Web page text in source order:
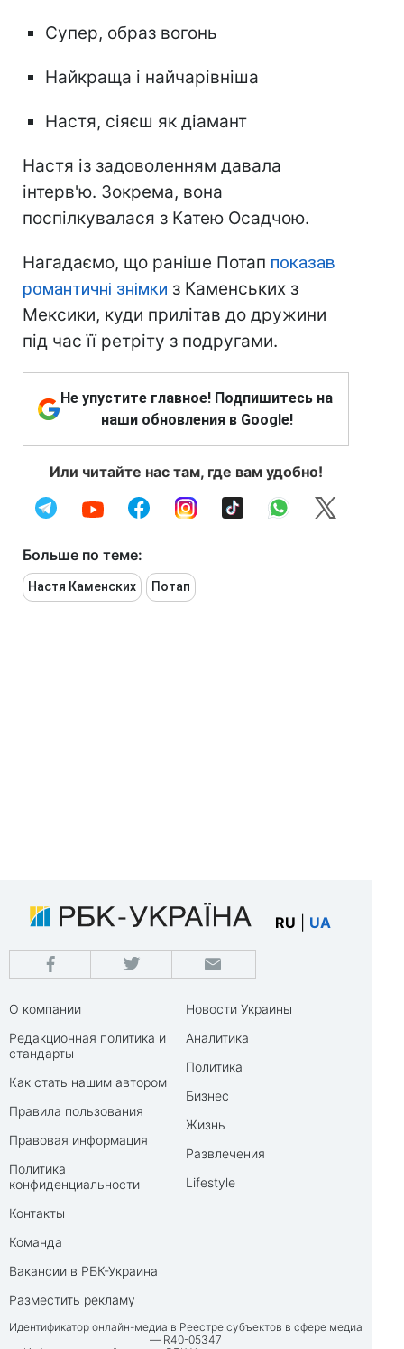
Супер, образ вогонь
Найкраща і найчарівніша
Настя, сіяєш як діамант
Настя із задоволенням давала
інтерв'ю. Зокрема, вона
поспілкувалася з Катею Осадчою.
Нагадаємо, що раніше Потап показав
романтичні знімки з Каменських з
Мексики, куди прилітав до дружини
під час її ретріту з подругами.
Не упустите главное! Подпишитесь на
наши обновления в Google!
Или читайте нас там, где вам удобно!
Больше по теме:
Настя Каменских Потап
RU UA
О компании
Редакционная политика и
стандарты
Как стать нашим автором
Правила пользования
Правовая информация
Политика
конфиденциальности
Контакты
Команда
Вакансии в РБК-Украина
Разместить рекламу
Новости Украины
Аналитика
Политика
Бизнес
Жизнь
Развлечения
Lifestyle
Идентификатор онлайн-медиа в Реестре субъектов в сфере медиа
— R40-05347